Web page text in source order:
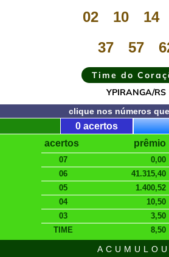
02 10 14
37
57
Time do
YPIRANGA/RS
clique nos números
0 acertos
acertos
07
06
05
04
03
TIME
prêmio
0,00
41.315,40
1.400,52
10,50
3,50
8,50